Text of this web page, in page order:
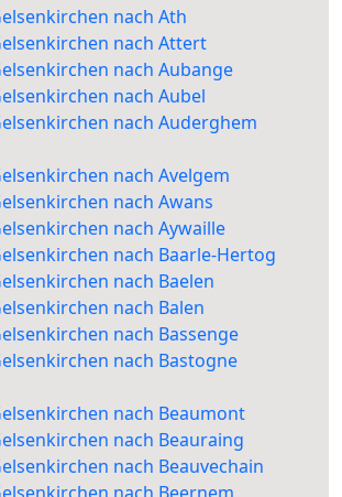
nach Ath
nach Attert
nach Aubange
nach Aubel
nach Auderghem
nach Avelgem
nach Awans
nach Aywaille
nach Baarle-Hertog
nach Baelen
nach Balen
nach Bassenge
nach Bastogne
nach Beaumont
nach Beauraing
nach Beauvechain